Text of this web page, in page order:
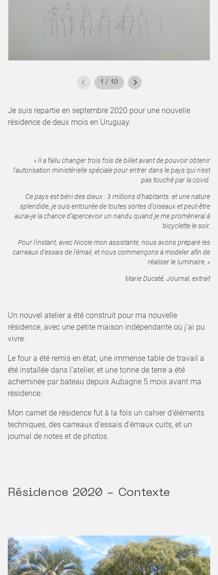
1 / 10
Je suis repartie en septembre 2020 pour une nouvelle
résidence de deux mois en Uruguay.
« Il a fallu changer trois fois de billet avant de pouvoir obtenir
l'autorisation ministérielle spéciale pour entrer dans le pays qui n'est
pas touché par la covid.
Ce pays est béni des dieux : 3 millions d'habitants et une nature
splendide, je suis entourée de toutes sortes d'oiseaux et peut-être
aurai-je la chance d'apercevoir un nandu quand je me promènerai à
bicyclette le soir.
Pour l'instant, avec Nicole mon assistante, nous avons préparé les
carreaux d'essais de l'émail, et nous commençons à modeler afin de
réaliser le luminaire. »
Marie Ducaté, Journal, extrait
Un nouvel atelier a été construit pour ma nouvelle
résidence, avec une petite maison indépendante où j’ai pu
vivre.
Le four a été remis en état, une immense table de travail a
été installée dans l’atelier, et une tonne de terre a été
acheminée par bateau depuis Aubagne 5 mois avant ma
résidence.
Mon carnet de résidence fut à la fois un cahier d’éléments
techniques, des carreaux d’essais d’émaux cuits, et un
journal de notes et de photos.
Résidence 2020 - Contexte